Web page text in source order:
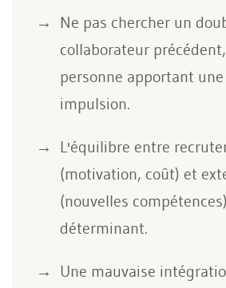
Ne pas chercher un
collaborateur
personne apportant
impulsion.
L'équilibre entre
(motivation, coût) et
(nouvelles
déterminant.
Une mauvaise